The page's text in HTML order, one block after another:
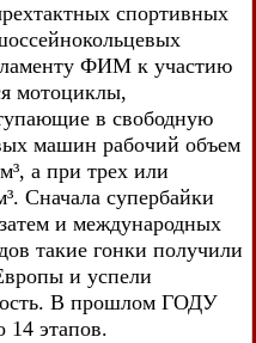
спортивных
ФИМ к участию
мотоциклы,
в свободную
машин рабочий объем
а при трех или
Сначала супербайки
и международных
такие гонки получили
и успели
В прошлом ГОДУ
14 этапов.